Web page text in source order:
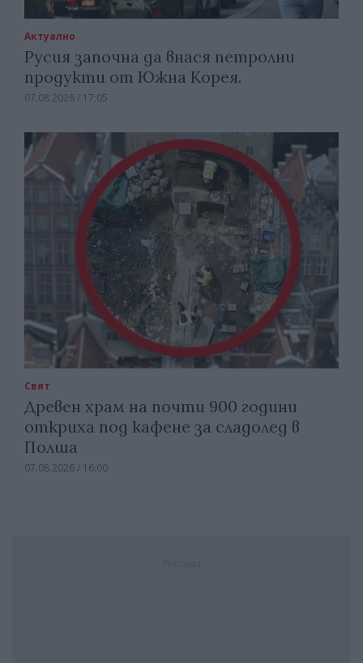
Актуално
Русия започна да внася петролни
продукти от Южна Корея.
07.08.2026 / 17:05
Свят
Древен храм на почти 900 години
откриха под кафене за сладолед в
Полша
07.08.2026 / 16:00